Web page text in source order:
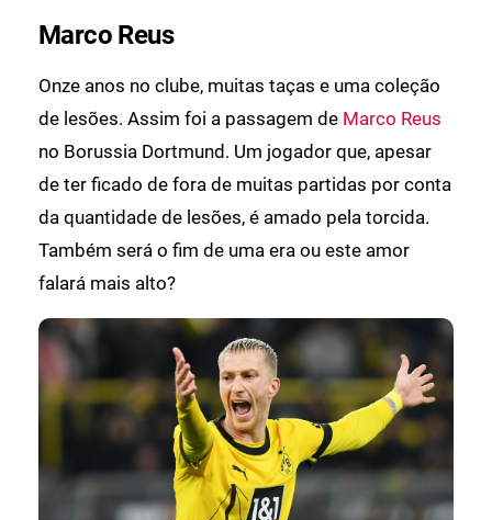
Marco Reus
Onze anos no clube, muitas taças e uma coleção
de lesões. Assim foi a passagem de Marco Reus
no Borussia Dortmund. Um jogador que, apesar
de ter ficado de fora de muitas partidas por conta
da quantidade de lesões, é amado pela torcida.
Também será o fim de uma era ou este amor
falará mais alto?